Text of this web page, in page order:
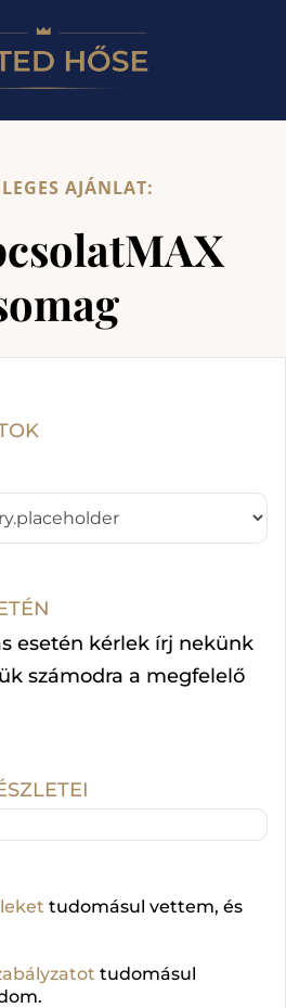
AJÁNLAT:
esetén kérlek írj nekünk
számodra a megfelelő
tudomásul vettem, és
tudomásul